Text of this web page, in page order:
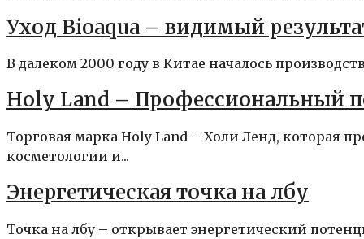
Уход Bioaqua – видимый
В далеком 2000 году в Китае началось
Holy Land – Профессиональный
Торговая марка Holy Land – Холи Ленд, которая
косметологии и...
Энергетическая точка на лбу
Точка на лбу – открывает энергетический